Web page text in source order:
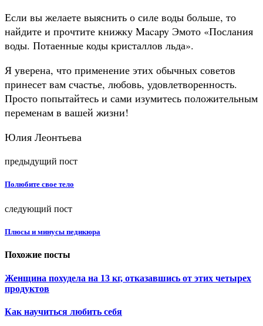
Если вы желаете выяснить о силе воды больше, то
найдите и прочтите книжку Macapy Эмото «Послания
воды. Потаенные коды кристаллов льда».
Я уверена, что применение этих обычных советов
принесет вам счастье, любовь, удовлетворенность.
Просто попытайтесь и сами изумитесь положительным
переменам в вашей жизни!
Юлия Леонтьева
предыдущий пост
Полюбите свое тело
следующий пост
Плюсы и минусы педикюра
Похожие посты
Женщина похудела на 13 кг, отказавшись от этих четырех
продуктов
Как научиться любить себя